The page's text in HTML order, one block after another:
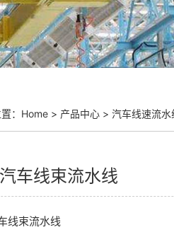
： Home > 产品中心 > 汽车线速流水
车线束流水线
线束流水线